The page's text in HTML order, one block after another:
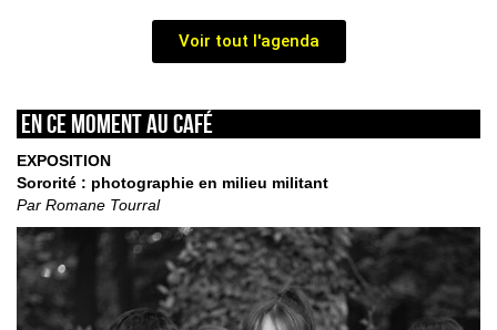
Voir tout l'agenda
En ce moment au café
EXPOSITION
Sororité : photographie en milieu militant
Par Romane Tourral